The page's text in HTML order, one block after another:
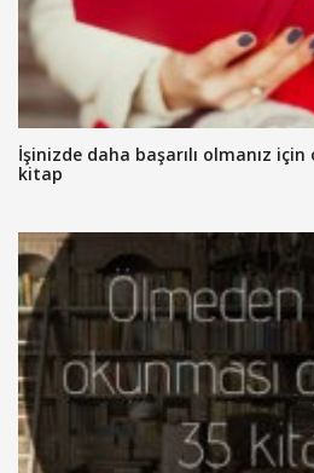
İşinizde daha başarılı olmanız
kitap